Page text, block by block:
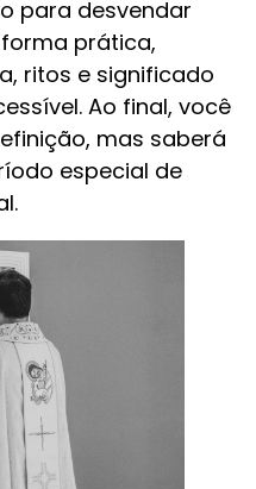
para desvendar
prática,
ritos e significado
Ao final, você
mas saberá
especial de